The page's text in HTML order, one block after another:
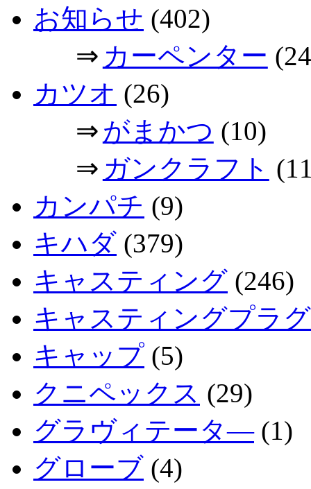
お知らせ (402)
⇒ カーペンター
カツオ (26)
⇒ がまかつ (10)
⇒ ガンクラフト
カンパチ (9)
キハダ (379)
キャスティング (246)
キャスティングプラ
キャップ (5)
クニペックス (29)
グラヴィテータ―(1)
グローブ (4)